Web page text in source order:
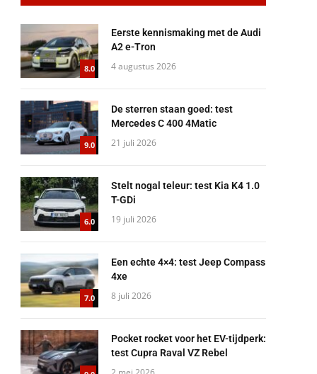
8.0
Eerste kennismaking met de Audi
A2 e-Tron
4 augustus 2026
9.0
De sterren staan goed: test
Mercedes C 400 4Matic
21 juli 2026
6.0
Stelt nogal teleur: test Kia K4 1.0
T-GDi
19 juli 2026
7.0
Een echte 4×4: test Jeep Compass
4xe
8 juli 2026
Pocket rocket voor het EV-tijdperk:
test Cupra Raval VZ Rebel